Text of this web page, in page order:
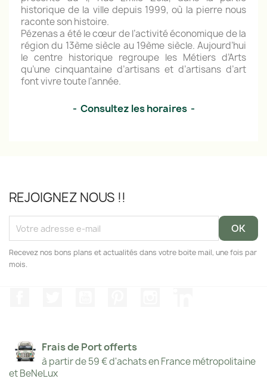
historique de la ville depuis 1999, où la pierre nous
raconte son histoire.
Pézenas a été le cœur de l’activité économique de la
région du 13ème siècle au 19ème siècle. Aujourd’hui
le centre historique regroupe les Métiers d’Arts
qu’une cinquantaine d’artisans et d’artisans d’art
font vivre toute l’année.
- Consultez les horaires -
REJOIGNEZ NOUS !!
Recevez nos bons plans et actualités dans votre boite mail, une fois par
mois.
Frais de Port offerts
à partir de 59 € d'achats en France métropolitaine
et BeNeLux